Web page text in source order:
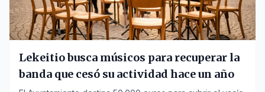
Lekeitio busca músicos para recuperar la
banda que cesó su actividad hace un año